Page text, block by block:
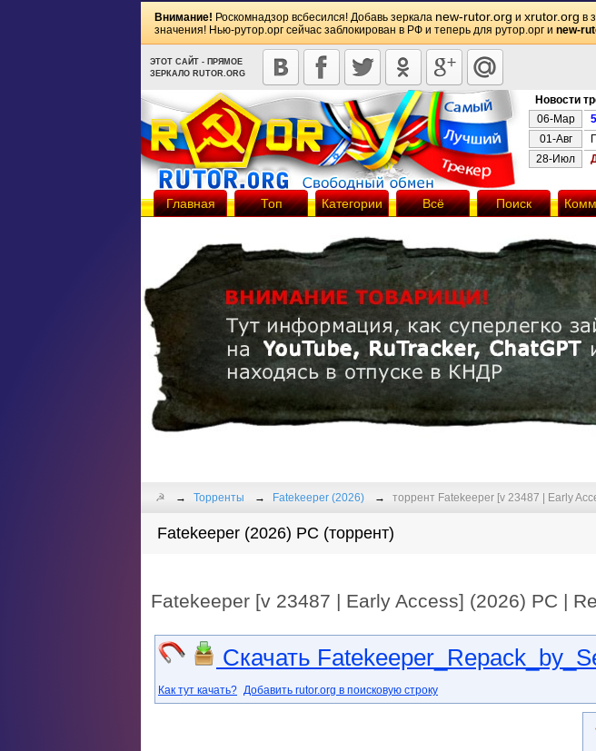
Внимание! Роскомнадзор всбесился! Добавь зеркала new-rutor.org и xrutor.org в
значения! Нью-рутор.орг сейчас заблокирован в РФ и теперь для рутор.орг и new-
ЭТОТ САЙТ - ПРЯМОЕ
ЗЕРКАЛО RUTOR.ORG
Новости
06-Мар
01-Авг
28-Июл
Главная Топ Категории Всё Поиск
☭ Торренты Fatekeeper (2026) торрент Fatekeeper [v 23487 | Early
Fatekeeper (2026) PC (торрент)
Fatekeeper [v 23487 | Early Access] (2026) PC |
Скачать
Как тут качать? Добавить rutor.org в поисковую строку